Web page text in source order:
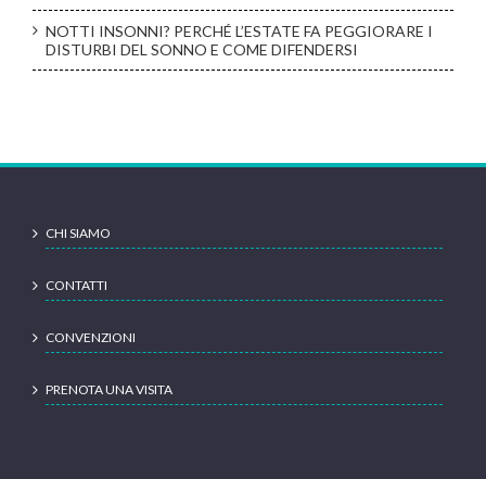
NOTTI INSONNI? PERCHÉ L’ESTATE FA PEGGIORARE I
DISTURBI DEL SONNO E COME DIFENDERSI
CHI SIAMO
CONTATTI
CONVENZIONI
PRENOTA UNA VISITA